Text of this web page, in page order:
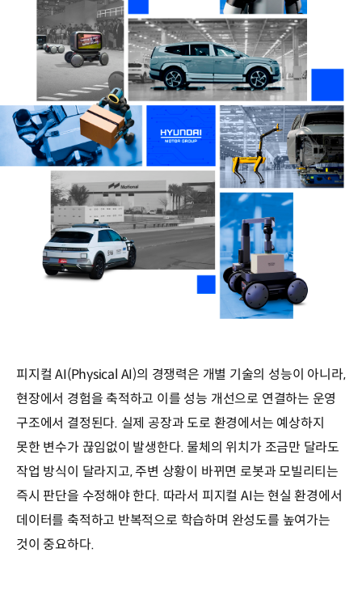
피지컬 AI(Physical AI)의 경쟁력은 개별 기술의 성능이 아니라,
현장에서 경험을 축적하고 이를 성능 개선으로 연결하는 운영
구조에서 결정된다. 실제 공장과 도로 환경에서는 예상하지
못한 변수가 끊임없이 발생한다. 물체의 위치가 조금만 달라도
작업 방식이 달라지고, 주변 상황이 바뀌면 로봇과 모빌리티는
즉시 판단을 수정해야 한다. 따라서 피지컬 AI는 현실 환경에서
데이터를 축적하고 반복적으로 학습하며 완성도를 높여가는
것이 중요하다.